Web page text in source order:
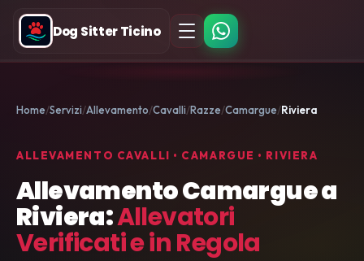
Dog Sitter Ticino
Home Servizi Allevamento Cavalli Razze Camargue Riviera
ALLEVAMENTO CAVALLI • CAMARGUE • RIVIERA
Allevamento Camargue a
Riviera:Allevatori
Verificati e in Regola